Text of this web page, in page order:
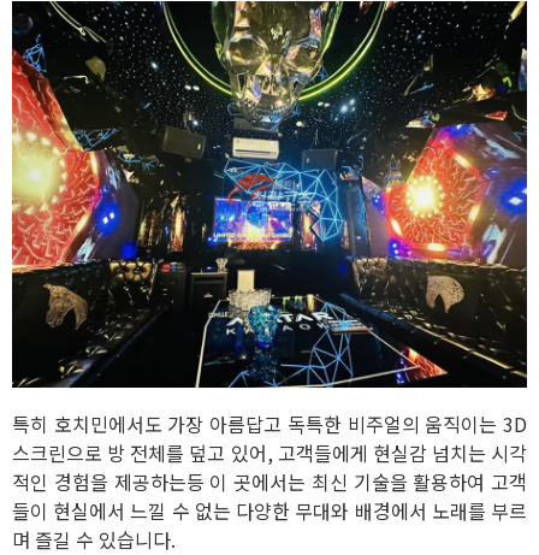
특히 호치민에서도 가장 아름답고 독특한 비주얼의 움직이는 3D
스크린으로 방 전체를 덮고 있어, 고객들에게 현실감 넘치는 시각
적인 경험을 제공하는등 이 곳에서는 최신 기술을 활용하여 고객
들이 현실에서 느낄 수 없는 다양한 무대와 배경에서 노래를 부르
며 즐길 수 있습니다.